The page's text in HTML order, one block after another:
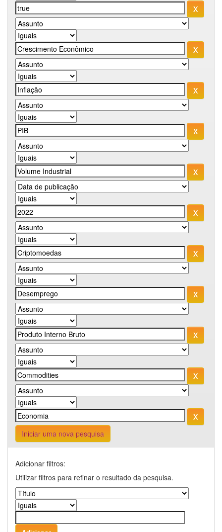
Iniciar uma nova pesquisa
Adicionar filtros:
Utilizar filtros para refinar o resultado da pesquisa.